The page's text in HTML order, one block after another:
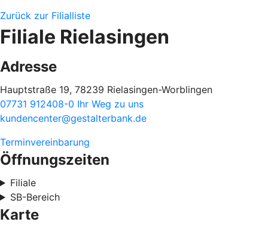
Zurück zur Filialliste
Filiale Rielasingen
Adresse
Hauptstraße 19, 78239 Rielasingen-Worblingen
07731 912408-0 Ihr Weg zu uns
kundencenter@gestalterbank.de
Terminvereinbarung
Öffnungszeiten
Filiale
SB-Bereich
Karte